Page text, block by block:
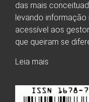
das mais
levando informação
acessível aos
que queiram se
Leia mais